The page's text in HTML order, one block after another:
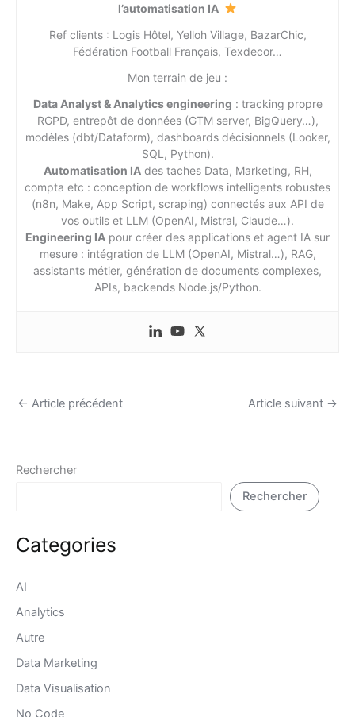
l’automatisation IA
Ref clients : Logis Hôtel, Yelloh Village, BazarChic,
Fédération Football Français, Texdecor…
Mon terrain de jeu :
Data Analyst & Analytics engineering : tracking propre
RGPD, entrepôt de données (GTM server, BigQuery…),
modèles (dbt/Dataform), dashboards décisionnels (Looker,
SQL, Python).
Automatisation IAdes taches Data, Marketing, RH,
compta etc : conception de workflows intelligents robustes
(n8n, Make, App Script, scraping) connectés aux API de
vos outils et LLM (OpenAI, Mistral, Claude…).
Engineering IA pour créer des applications et agent IA sur
mesure : intégration de LLM (OpenAI, Mistral…), RAG,
assistants métier, génération de documents complexes,
APIs, backends Node.js/Python.
← Article précédent Article suivant →
Rechercher
Rechercher
Categories
AI
Analytics
Autre
Data Marketing
Data Visualisation
No Code